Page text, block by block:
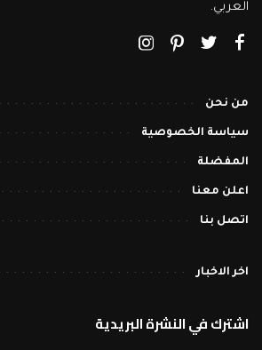
العربي.
من نحن
سياسة الخصوصية
المفضلة
اعلن معنا
اتصل بنا
اخر الاخبار
اشترك في النشرة البريدية